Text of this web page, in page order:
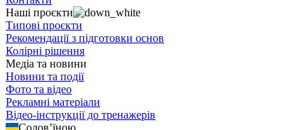
Наші проєкти
Типові проєкти
Рекомендації з підготовки основ
Колірні рішення
Медіа та новини
Новини та події
Фото та відео
Рекламні матеріали
Відео-інструкції до тренажерів
Солов’їною